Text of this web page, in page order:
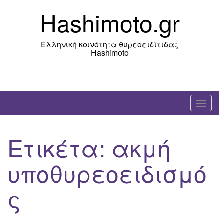
Hashimoto.gr
Ελληνική κοινότητα θυρεοειδίτιδας
Hashimoto
T
o
e
n
Ετικέτα: ακμή
υποθυρεοειδισμό
ς